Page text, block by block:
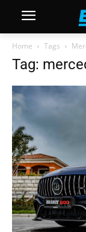
Home Tags
Tag: